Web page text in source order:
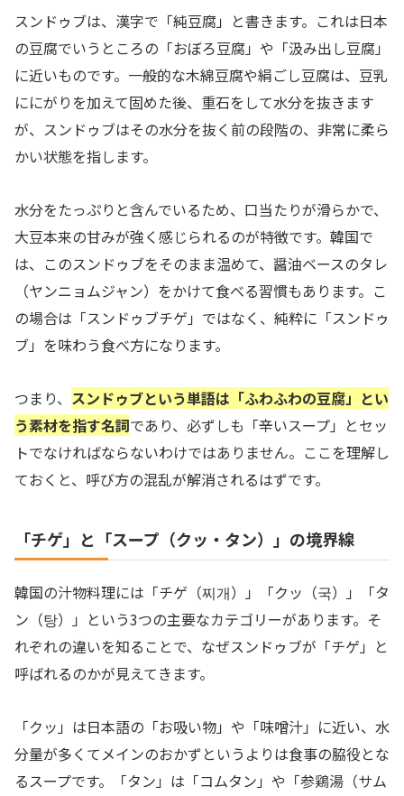
スンドゥブは、漢字で「純豆腐」と書きます。これは日本
の豆腐でいうところの「おぼろ豆腐」や「汲み出し豆腐」
に近いものです。一般的な木綿豆腐や絹ごし豆腐は、豆乳
ににがりを加えて固めた後、重石をして水分を抜きます
が、スンドゥブはその水分を抜く前の段階の、非常に柔ら
かい状態を指します。
水分をたっぷりと含んでいるため、口当たりが滑らかで、
大豆本来の甘みが強く感じられるのが特徴です。韓国で
は、このスンドゥブをそのまま温めて、醤油ベースのタレ
（ヤンニョムジャン）をかけて食べる習慣もあります。こ
の場合は「スンドゥブチゲ」ではなく、純粋に「スンドゥ
ブ」を味わう食べ方になります。
つまり、 スンドゥブという単語は「ふわふわの豆腐」とい
う素材を指す名詞であり、必ずしも「辛いスープ」とセッ
トでなければならないわけではありません。ここを理解し
ておくと、呼び方の混乱が解消されるはずです。
「チゲ」と「スープ（クッ・タン）」の境界線
韓国の汁物料理には「チゲ（찌개）」「クッ（국）」「タ
ン（탕）」という3つの主要なカテゴリーがあります。そ
れぞれの違いを知ることで、なぜスンドゥブが「チゲ」と
呼ばれるのかが見えてきます。
「クッ」は日本語の「お吸い物」や「味噌汁」に近い、水
分量が多くてメインのおかずというよりは食事の脇役とな
るスープです。「タン」は「コムタン」や「参鶏湯（サム